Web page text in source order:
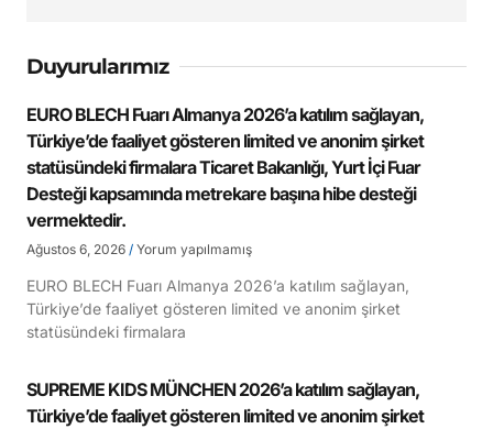
Duyurularımız
EURO BLECH Fuarı Almanya 2026’a katılım sağlayan,
Türkiye’de faaliyet gösteren limited ve anonim şirket
statüsündeki firmalara Ticaret Bakanlığı, Yurt İçi Fuar
Desteği kapsamında metrekare başına hibe desteği
vermektedir.
Ağustos 6, 2026 Yorum yapılmamış
EURO BLECH Fuarı Almanya 2026’a katılım sağlayan,
Türkiye’de faaliyet gösteren limited ve anonim şirket
statüsündeki firmalara
SUPREME KIDS MÜNCHEN 2026’a katılım sağlayan,
Türkiye’de faaliyet gösteren limited ve anonim şirket